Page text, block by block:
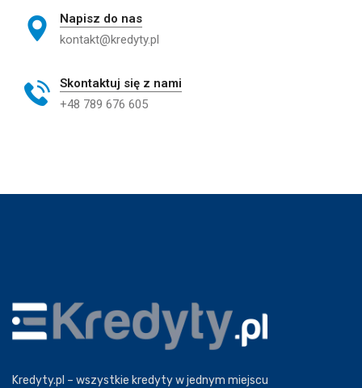
Napisz do nas
kontakt@kredyty.pl
Skontaktuj się z nami
+48 789 676 605
Kredyty.pl – wszystkie kredyty w jednym miejscu